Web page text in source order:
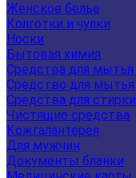
Женское белье
Колготки и чулки
Носки
Бытовая химия
Средства для
Средство для мытья
Средства для стирки
Чистящие средства
Кожгалантерея
Для мужчин
Документы бланки